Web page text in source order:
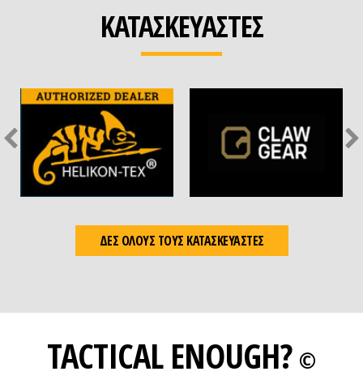
ΚΑΤΑΣΚΕΥΑΣΤΕΣ
ΔΕΣ ΟΛΟΥΣ ΤΟΥΣ ΚΑΤΑΣΚΕΥΑΣΤΕΣ
TACTICAL ENOUGH? ©